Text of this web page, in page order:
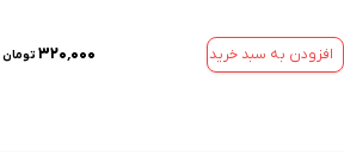
افزودن به سبد خرید ۳۲۰٬۰۰۰ تومان